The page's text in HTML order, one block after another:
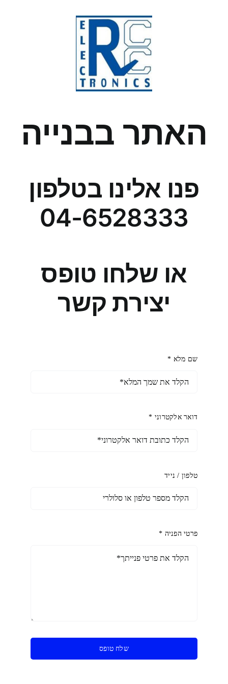
האתר בבנייה
פנו אלינו בטלפון
04-6528333
או שלחו טופס
יצירת קשר
שם מלא *
דואר אלקטרוני *
טלפון / נייד
פרטי הפניה *
שלח טופס